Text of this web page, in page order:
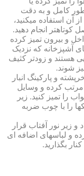
طور کامل و به دقت
آن استفاده می‏کنید،
کوتاه‏تر انجام دهید.
و بیرون تمیز کرده
آشپزخانه که نزدیک
هستند و زودتر کثیف
شوند.
و پارکینگ انبار
مرتب کرده و وسایل
را تمیز کنید. زیر
را با چوب ضربه
زیر نور آفتاب قرار
و لباس‏های اضافه ای
بگذارید.